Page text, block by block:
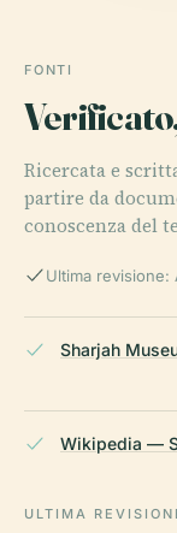
FONTI
Ricercata e
partire da
conoscenza del
Ultima revisione:
Sharjah
Wikipedia —
ULTIMA